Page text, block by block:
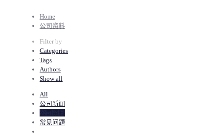
Home
公司资料
Filter by
Categories
Tags
Authors
Show all
All
公司新闻
公司资料
常见问题